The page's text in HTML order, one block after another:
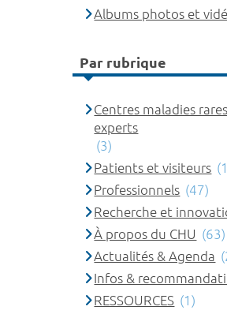
Albums photos et
Par rubrique
Centres maladies
experts
(3)
Patients et visiteurs
Professionnels (47)
Recherche et
À propos du CHU (63)
Actualités & Agenda
Infos &
RESSOURCES (1)